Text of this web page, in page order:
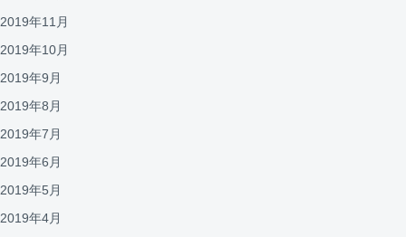
2019年11月
2019年10月
2019年9月
2019年8月
2019年7月
2019年6月
2019年5月
2019年4月